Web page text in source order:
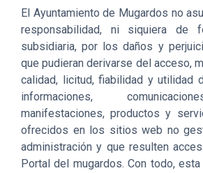
El Ayuntamiento de Mugardos no
responsabilidad, ni siquiera de
subsidiaria, por los daños y
que pudieran derivarse del acceso,
calidad, licitud, fiabilidad y utilidad
informaciones,
manifestaciones, productos y
ofrecidos en los sitios web no
administración y que resulten
Portal del mugardos. Con todo,